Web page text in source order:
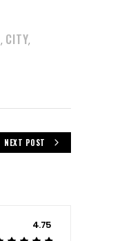
, CITY,
NEXT POST
4.75